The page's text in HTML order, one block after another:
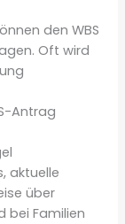
den WBS
Oft wird
Antrag
aktuelle
über
bei Familien